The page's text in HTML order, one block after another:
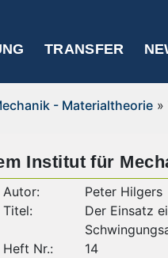
TRANSFER
- Materialtheorie»
Institut für
Autor:
Peter Hilgers
Titel:
Der Einsatz
Heft Nr.:
14